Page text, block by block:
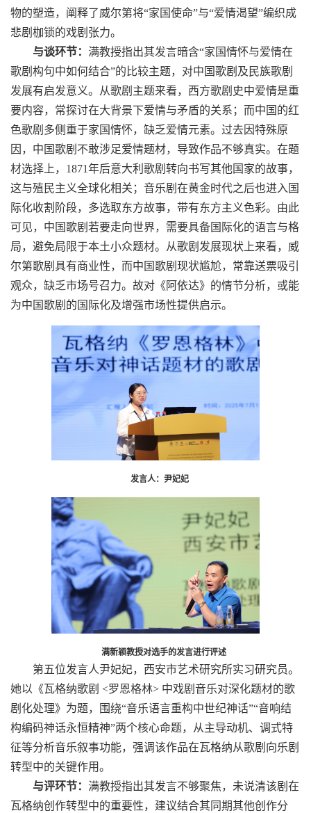
物的塑造，阐释了威尔第将“家国使命”与“爱情渴望”编织成
悲剧枷锁的戏剧张力。
与谈环节： 满教授指出其发言暗含“家国情怀与爱情在
歌剧构句中如何结合”的比较主题，对中国歌剧及民族歌剧
发展有启发意义。
从歌剧主题来看，西方歌剧史中爱情是重
要内容，常探讨在大背景下爱情与矛盾的关系；而中国的红
色歌剧多侧重于家国情怀，缺乏爱情元素。过去因特殊原
因，中国歌剧不敢涉足爱情题材，导致作品不够真实。在题
材选择上， 1871年后意大利歌剧转向书写其他国家的故事，
这与殖民主义全球化相关；音乐剧在黄金时代之后也进入国
际化收割阶段，多选取东方故事，带有东方主义色彩。由此
可见，中国歌剧若要走向世界，需要具备国际化的语言与格
局，避免局限于本土小众题材。从歌剧发展现状上来看，威
尔第歌剧具有商业性，而中国歌剧现状尴尬，常靠送票吸引
观众，缺乏市场号召力。故对《阿依达》的情节分析，或能
为中国歌剧的国际化及增强市场性提供启示。
发言人：尹妃妃
满新颖教授对选手的发言进行评述
第五位发言人尹妃妃，西安市艺术研究所实习研究员。
她以《瓦格纳歌剧 <罗恩格林> 中戏剧音乐对深化题材的歌
剧化处理》为题，围绕“音乐语言重构中世纪神话”“音响结
构编码神话永恒精神”两个核心命题，从主导动机、调式特
征等分析音乐叙事功能，强调该作品在瓦格纳从歌剧向乐剧
转型中的关键作用。
与评环节： 满教授指出其发言不够聚焦，未说清该剧在
瓦格纳创作转型中的重要性，建议结合其同期其他创作分